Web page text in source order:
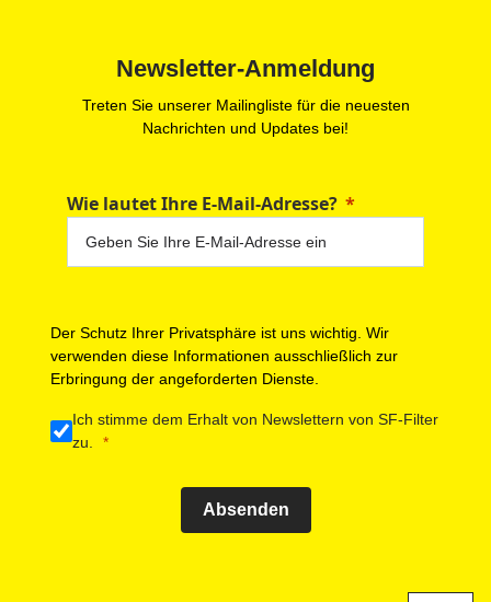
Newsletter-Anmeldung
Treten Sie unserer Mailingliste für die neuesten
Nachrichten und Updates bei!
Wie lautet Ihre E-Mail-Adresse?
Der Schutz Ihrer Privatsphäre ist uns wichtig. Wir
verwenden diese Informationen ausschließlich zur
Erbringung der angeforderten Dienste.
Ich stimme dem Erhalt von Newslettern von SF-Filter
zu.
Absenden